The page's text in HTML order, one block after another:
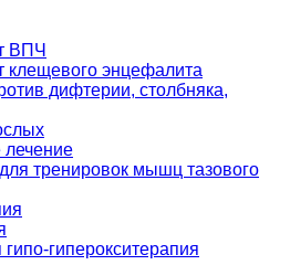
ВПЧ
клещевого энцефалита
дифтерии, столбняка,
лечение
тренировок мышц тазового
гиперокситерапия